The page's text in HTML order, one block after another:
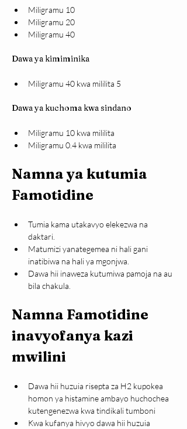
Miligramu 10
Miligramu 20
Miligramu 40
Dawa ya kimiminika
Miligramu 40 kwa mililita 5
Dawa ya kuchoma kwa sindano
Miligramu 10 kwa mililita
Miligramu 0.4 kwa mililita
Namna ya kutumia
Famotidine
Tumia kama utakavyo elekezwa na
daktari.
Matumizi yanategemea ni hali gani
inatibiwa na hali ya mgonjwa.
Dawa hii inaweza kutumiwa pamoja na au
bila chakula.
Namna Famotidine
inavyofanya kazi
mwilini
Dawa hii huzuia risepta za H2 kupokea
homon ya histamine ambayo huchochea
kutengenezwa kwa tindikali tumboni
Kwa kufanya hivyo dawa hii huzuia